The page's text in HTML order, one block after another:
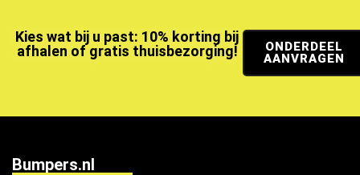
Kies wat bij u past: 10% korting bij
afhalen of gratis thuisbezorging!
ONDERDEEL
AANVRAGEN
Bumpers.nl